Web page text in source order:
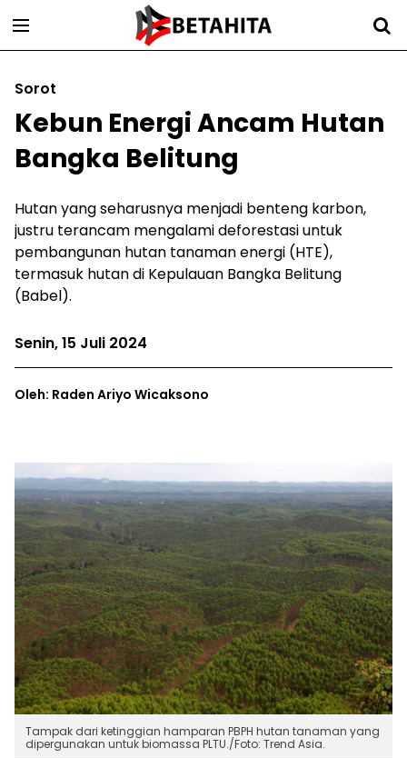
Sorot
Kebun Energi Ancam Hutan
Bangka Belitung
Hutan yang seharusnya menjadi benteng karbon,
justru terancam mengalami deforestasi untuk
pembangunan hutan tanaman energi (HTE),
termasuk hutan di Kepulauan Bangka Belitung
(Babel).
Senin, 15 Juli 2024
Oleh: Raden Ariyo Wicaksono
Tampak dari ketinggian hamparan PBPH hutan tanaman yang
dipergunakan untuk biomassa PLTU./Foto: Trend Asia.